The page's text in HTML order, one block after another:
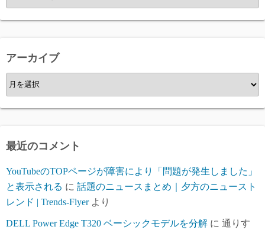
テ
ゴ
ー
アーカイブ
ア
ー
カ
ブ
最近のコメント
YouTubeのTOPページが障害により「問題が発生しました」
と表示される に 話題のニュースまとめ｜夕方のニュースト
レンド | Trends-Flyerより
DELL Power Edge T320 ベーシックモデルを分解 に 通りす